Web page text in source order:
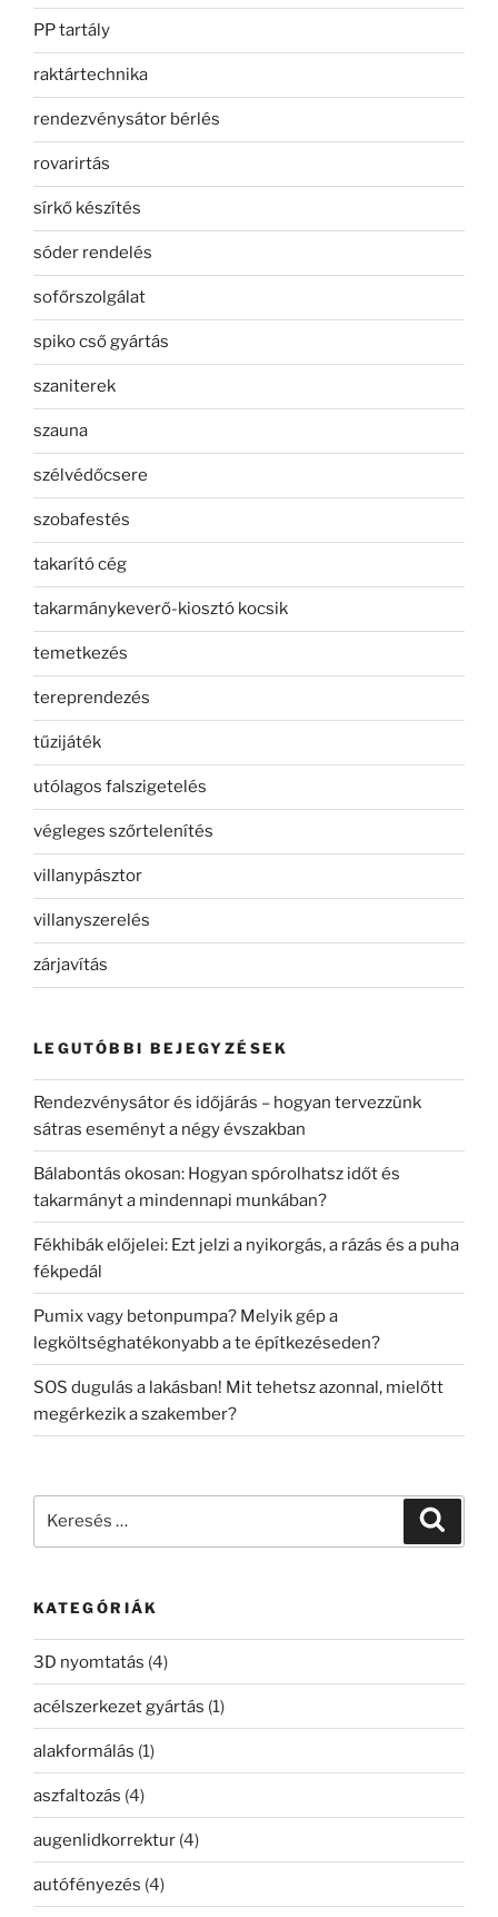
PP tartály
raktártechnika
rendezvénysátor bérlés
rovarirtás
sírkő készítés
sóder rendelés
sofőrszolgálat
spiko cső gyártás
szaniterek
szauna
szélvédőcsere
szobafestés
takarító cég
takarmánykeverő-kiosztó kocsik
temetkezés
tereprendezés
tűzijáték
utólagos falszigetelés
végleges szőrtelenítés
villanypásztor
villanyszerelés
zárjavítás
LEGUTÓBBI BEJEGYZÉSEK
Rendezvénysátor és időjárás – hogyan tervezzünk
sátras eseményt a négy évszakban
Bálabontás okosan: Hogyan spórolhatsz időt és
takarmányt a mindennapi munkában?
Fékhibák előjelei: Ezt jelzi a nyikorgás, a rázás és a puha
fékpedál
Pumix vagy betonpumpa? Melyik gép a
legköltséghatékonyabb a te építkezéseden?
SOS dugulás a lakásban! Mit tehetsz azonnal, mielőtt
megérkezik a szakember?
KATEGÓRIÁK
3D nyomtatás (4)
acélszerkezet gyártás (1)
alakformálás (1)
aszfaltozás (4)
augenlidkorrektur (4)
autófényezés (4)